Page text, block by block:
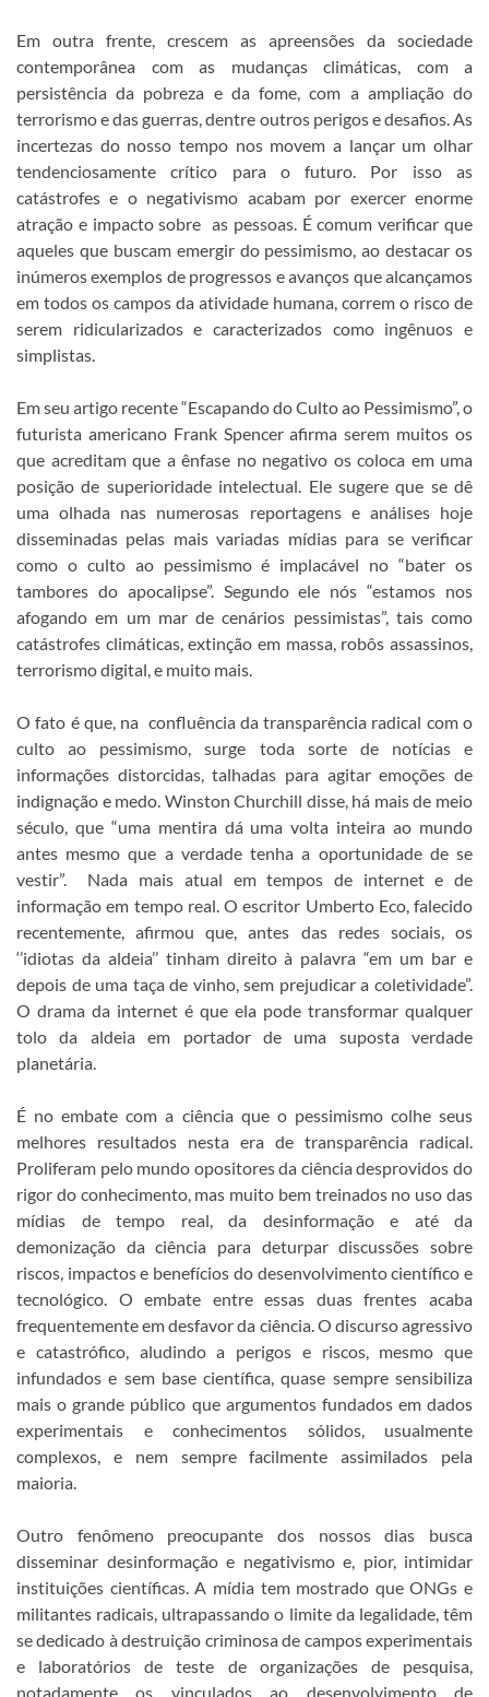
Em outra frente, crescem as apreensões da sociedade
contemporânea com as mudanças climáticas, com a
persistência da pobreza e da fome, com a ampliação do
terrorismo e das guerras, dentre outros perigos e desafios. As
incertezas do nosso tempo nos movem a lançar um olhar
tendenciosamente crítico para o futuro. Por isso as
catástrofes e o negativismo acabam por exercer enorme
atração e impacto sobre as pessoas. É comum verificar que
aqueles que buscam emergir do pessimismo, ao destacar os
inúmeros exemplos de progressos e avanços que alcançamos
em todos os campos da atividade humana, correm o risco de
serem ridicularizados e caracterizados como ingênuos e
simplistas.
Em seu artigo recente “Escapando do Culto ao Pessimismo”, o
futurista americano Frank Spencer afirma serem muitos os
que acreditam que a ênfase no negativo os coloca em uma
posição de superioridade intelectual. Ele sugere que se dê
uma olhada nas numerosas reportagens e análises hoje
disseminadas pelas mais variadas mídias para se verificar
como o culto ao pessimismo é implacável no “bater os
tambores do apocalipse”. Segundo ele nós “estamos nos
afogando em um mar de cenários pessimistas”, tais como
catástrofes climáticas, extinção em massa, robôs assassinos,
terrorismo digital, e muito mais.
O fato é que, na confluência da transparência radical com o
culto ao pessimismo, surge toda sorte de notícias e
informações distorcidas, talhadas para agitar emoções de
indignação e medo. Winston Churchill disse, há mais de meio
século, que “uma mentira dá uma volta inteira ao mundo
antes mesmo que a verdade tenha a oportunidade de se
vestir”. Nada mais atual em tempos de internet e de
informação em tempo real. O escritor Umberto Eco, falecido
recentemente, afirmou que, antes das redes sociais, os
‘’idiotas da aldeia’’ tinham direito à palavra “em um bar e
depois de uma taça de vinho, sem prejudicar a coletividade”.
O drama da internet é que ela pode transformar qualquer
tolo da aldeia em portador de uma suposta verdade
planetária.
É no embate com a ciência que o pessimismo colhe seus
melhores resultados nesta era de transparência radical.
Proliferam pelo mundo opositores da ciência desprovidos do
rigor do conhecimento, mas muito bem treinados no uso das
mídias de tempo real, da desinformação e até da
demonização da ciência para deturpar discussões sobre
riscos, impactos e benefícios do desenvolvimento científico e
tecnológico. O embate entre essas duas frentes acaba
frequentemente em desfavor da ciência. O discurso agressivo
e catastrófico, aludindo a perigos e riscos, mesmo que
infundados e sem base científica, quase sempre sensibiliza
mais o grande público que argumentos fundados em dados
experimentais e conhecimentos sólidos, usualmente
complexos, e nem sempre facilmente assimilados pela
maioria.
Outro fenômeno preocupante dos nossos dias busca
disseminar desinformação e negativismo e, pior, intimidar
instituições científicas. A mídia tem mostrado que ONGs e
militantes radicais, ultrapassando o limite da legalidade, têm
se dedicado à destruição criminosa de campos experimentais
e laboratórios de teste de organizações de pesquisa,
notadamente os vinculados ao desenvolvimento de